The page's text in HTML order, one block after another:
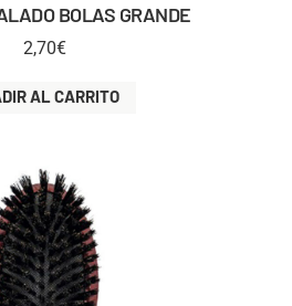
BOLAS GRANDE
2,70€
AL CARRITO